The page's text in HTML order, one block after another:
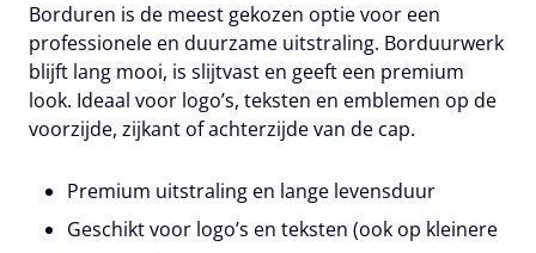
Borduren is de meest gekozen optie voor een
professionele en duurzame uitstraling. Borduurwerk
blijft lang mooi, is slijtvast en geeft een premium
look. Ideaal voor logo’s, teksten en emblemen op de
voorzijde, zijkant of achterzijde van de cap.
Premium uitstraling en lange levensduur
Geschikt voor logo’s en teksten (ook op kleinere